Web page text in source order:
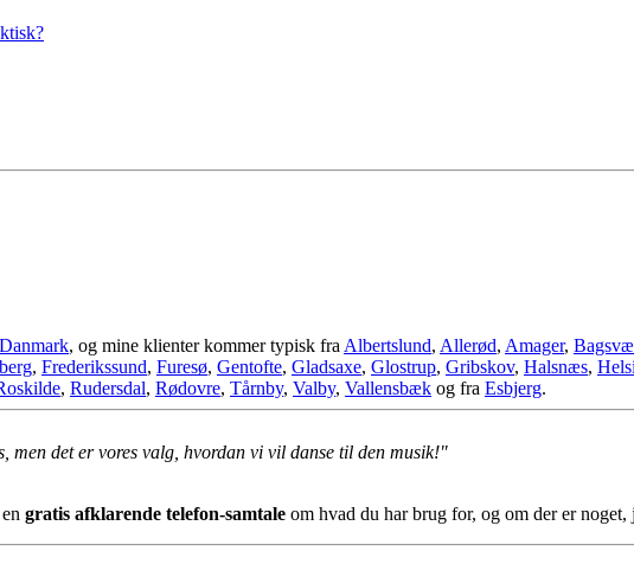
Danmark, og mine klienter kommer typisk fraAlbertslund, Allerød, Amager,
, Frederikssund, Furesø, Gentofte, Gladsaxe, Glostrup, Gribskov, Halsnæs,
, Rudersdal, Rødovre, Tårnby, Valby, Vallensbæk og fra Esbjerg.
det er vores valg, hvordan vi vil danse til den musik!"
gratis afklarende telefon-samtale om hvad du har brug for, og om der er